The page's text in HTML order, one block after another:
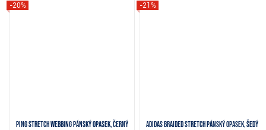
Ping Stretch Webbing pánský opasek, černý
-20%
Adidas Braided Stretch pánský opasek, šedý
-21%